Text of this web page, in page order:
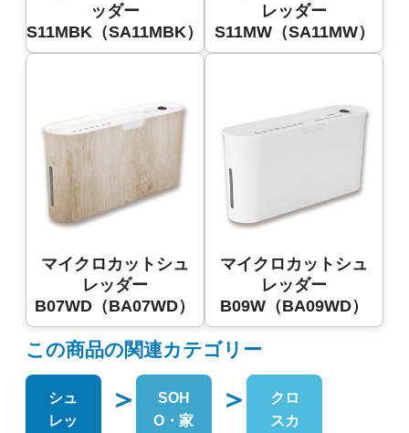
ッダー
S11MBK（SA11MBK）
レッダー
S11MW（SA11MW）
マイクロカットシュ
レッダー
B07WD（BA07WD）
マイクロカットシュ
レッダー
B09W（BA09WD）
この商品の関連カテゴリー
シュ
レッ
＞
SOH
O・家
＞
クロ
スカ